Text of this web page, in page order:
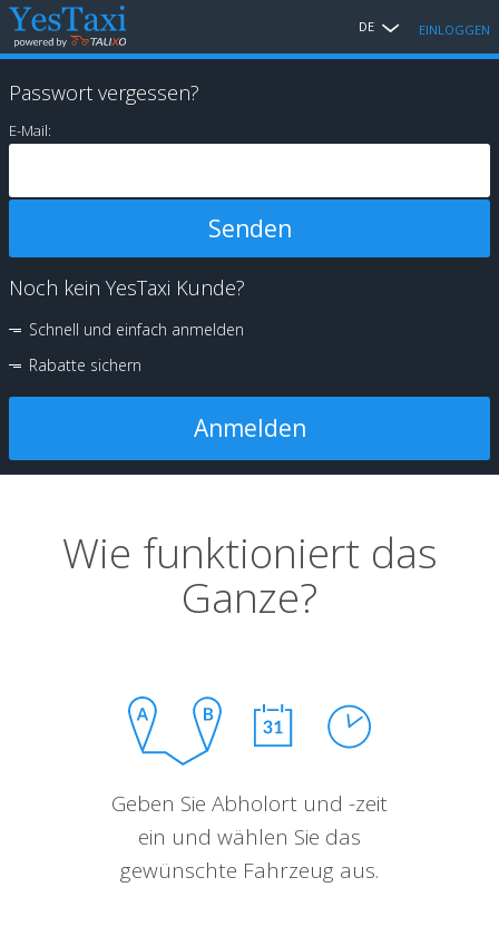
DE EINLOGGEN
Passwort vergessen?
E-Mail:
Noch kein YesTaxi Kunde?
Schnell und einfach anmelden
Rabatte sichern
Anmelden
Wie funktioniert das
Ganze?
Geben Sie Abholort und -zeit
ein und wählen Sie das
gewünschte Fahrzeug aus.